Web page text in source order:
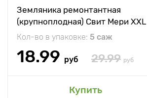
Земляника ремонтантная
(крупноплодная) Свит Мери XXL
Кол-во в упаковке: 5 саж
18.99 руб 29.99 руб
Купить